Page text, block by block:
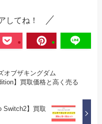
してね！
オブザキングダム
】買取価格と高く売る
Switch2】買取